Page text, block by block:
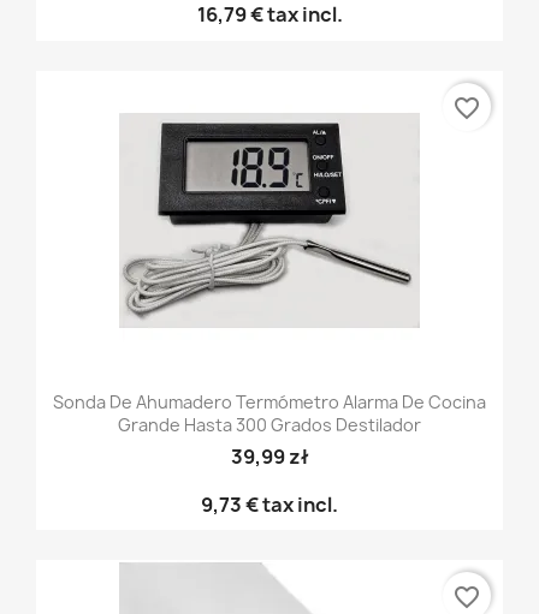
16,79 €tax incl.
Sonda De Ahumadero Termómetro Alarma De Cocina
Grande Hasta 300 Grados Destilador
39,99 zł
9,73 €tax incl.
favorite_border
favorite_border